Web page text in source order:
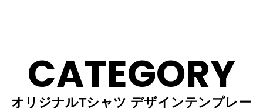
CATEGORY
オリジナルTシャツ デザインテンプレー